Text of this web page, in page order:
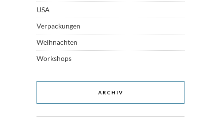
USA
Verpackungen
Weihnachten
Workshops
ARCHIV